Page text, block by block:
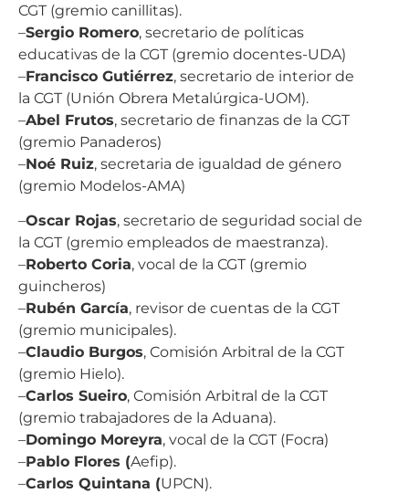
CGT (gremio canillitas).
–Sergio Romero, secretario de políticas
educativas de la CGT (gremio docentes-UDA)
–Francisco Gutiérrez, secretario de interior de
la CGT (Unión Obrera Metalúrgica-UOM).
–Abel Frutos, secretario de finanzas de la CGT
(gremio Panaderos)
–Noé Ruiz, secretaria de igualdad de género
(gremio Modelos-AMA)
–Oscar Rojas, secretario de seguridad social de
la CGT (gremio empleados de maestranza).
–Roberto Coria, vocal de la CGT (gremio
guincheros)
–Rubén García, revisor de cuentas de la CGT
(gremio municipales).
–Claudio Burgos, Comisión Arbitral de la CGT
(gremio Hielo).
–Carlos Sueiro, Comisión Arbitral de la CGT
(gremio trabajadores de la Aduana).
–Domingo Moreyra, vocal de la CGT (Focra)
–Pablo Flores (Aefip).
–Carlos Quintana (UPCN).